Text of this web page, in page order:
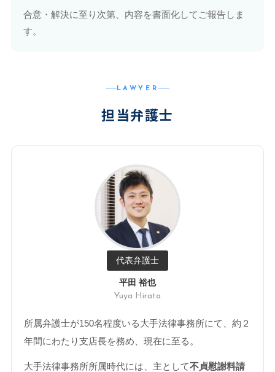
合意・解決に至り次第、内容を書面化してご報告しま
す。
LAWYER
担当弁護士
代表弁護士
平田 裕也
Yuya Hirata
所属弁護士が150名程度いる大手法律事務所にて、約２
年間にわたり支店長を務め、現在に至る。
大手法律事務所所属時代には、主として不貞慰謝料請